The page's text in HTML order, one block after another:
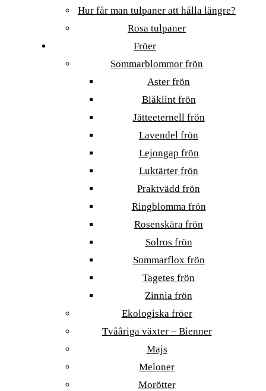
Hur får man tulpaner att hålla längre?
Rosa tulpaner
Fröer
Sommarblommor frön
Aster frön
Blåklint frön
Jätteeternell frön
Lavendel frön
Lejongap frön
Luktärter frön
Praktvädd frön
Ringblomma frön
Rosenskära frön
Solros frön
Sommarflox frön
Tagetes frön
Zinnia frön
Ekologiska fröer
Tvååriga växter – Bienner
Majs
Meloner
Morötter